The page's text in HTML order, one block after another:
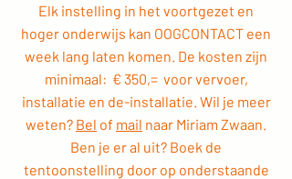
Elk instelling in het voortgezet en
hoger onderwijs kan OOGCONTACT een
week lang laten komen. De kosten zijn
minimaal: € 350,= voor vervoer,
installatie en de-installatie. Wil je meer
weten? Bel of mail naar Miriam Zwaan.
Ben je er al uit? Boek de
tentoonstelling door op onderstaande